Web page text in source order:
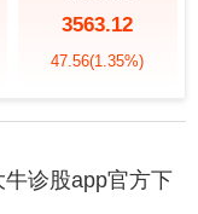
3563.12
47.56(1.35%)
诊股app官方下